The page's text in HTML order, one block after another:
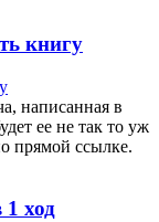
книгу
написанная в
ее не так то уж
прямой ссылке.
1 ход